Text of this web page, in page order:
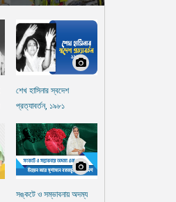
শেখ হাসিনার স্বদেশ
প্রত্যাবর্তন, ১৯৮১
সঙ্কটে ও সম্ভাবনায় অদম্য